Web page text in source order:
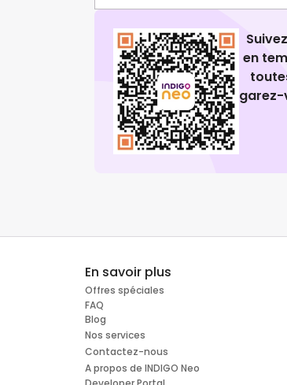
en
garez-
En savoir plus
Offres spéciales
FAQ
Blog
Nos services
Contactez-nous
A propos de INDIGO Neo